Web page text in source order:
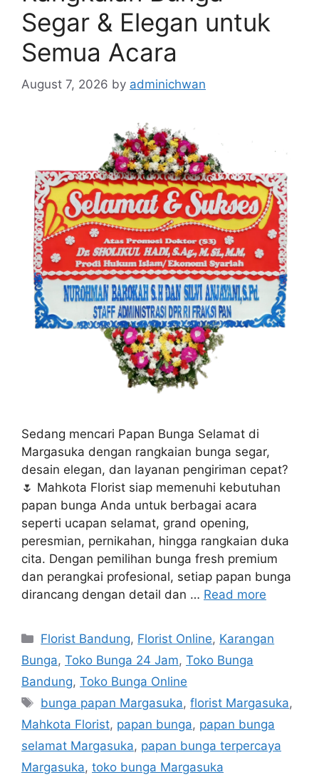
Segar & Elegan untuk
Semua Acara
August 7, 2026 by adminichwan
Sedang mencari Papan Bunga Selamat di
Margasuka dengan rangkaian bunga segar,
desain elegan, dan layanan pengiriman cepat?
🌷 Mahkota Florist siap memenuhi kebutuhan
papan bunga Anda untuk berbagai acara
seperti ucapan selamat, grand opening,
peresmian, pernikahan, hingga rangkaian duka
cita. Dengan pemilihan bunga fresh premium
dan perangkai profesional, setiap papan bunga
dirancang dengan detail dan … Read more
Florist Bandung, Florist Online, Karangan
Bunga, Toko Bunga 24 Jam, Toko Bunga
Bandung, Toko Bunga Online
bunga papan Margasuka,florist Margasuka,
Mahkota Florist, papan bunga, papan bunga
selamat Margasuka, papan bunga terpercaya
Margasuka, toko bunga Margasuka